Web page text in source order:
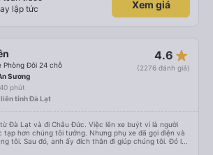
trả khách. Nhìn chung, đó là một trải nghiệm rất thú vị
công ty này.
lập tức
Xem giá
Phòng Đôi 24 chỗ
4.6 star_rate
(2276 đánh giá)
Sương
phút
liên tỉnh Đà Lạt
Đà Lạt và đi Châu Đức. Việc lên xe buýt vì là người
tạp hơn chúng tôi tưởng. Nhưng phụ xe đã gọi điện và
tôi. Sau đó, anh ấy đích thân đi giúp chúng tôi. Đó là
nằm với hai đứa trẻ nhỏ khá thú vị. Chúng tôi không